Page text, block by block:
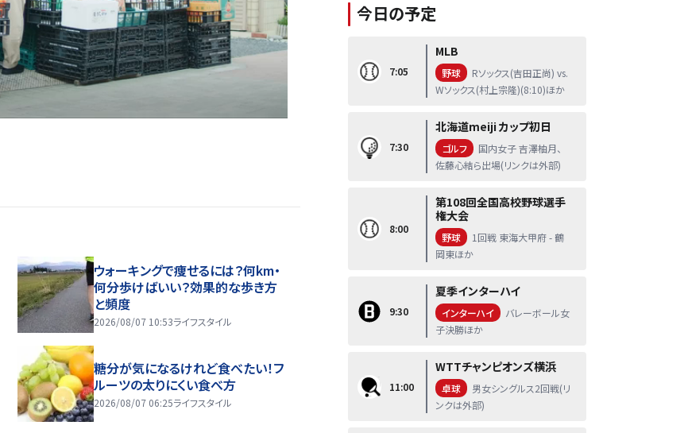
ウォーキングで痩せるには？何km・
何分歩けばいい？効果的な歩き方
と頻度
2026/08/07 10:53ライフスタイル
糖分が気になるけれど食べたい！フ
ルーツの太りにくい食べ方
2026/08/07 06:25ライフスタイル
今日の予定
7:05
MLB
野球
Rソックス(吉田正尚) vs.
Wソックス(村上宗隆)(8:10)ほか
7:30
北海道meiji カップ初日
ゴルフ
国内女子 吉澤柚月、
佐藤心結ら出場(リンクは外部)
8:00
第108回全国高校野球選手
権大会
野球
1回戦 東海大甲府 - 鶴
岡東ほか
9:30
夏季インターハイ
インターハイ
バレーボール女
子決勝ほか
11:00
WTTチャンピオンズ横浜
卓球
男女シングルス2回戦(リ
ンクは外部)